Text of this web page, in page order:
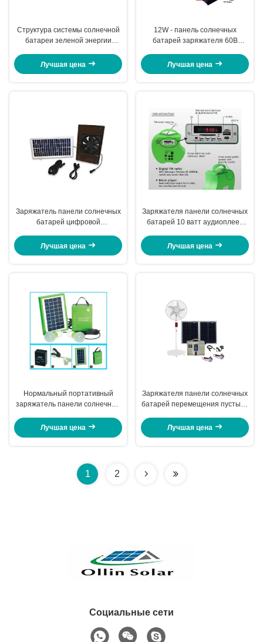
Структура системы солнечной
батареи зеленой энергии
работает
Лучшая цена
12W - панель солнечных
батарей заряжателя 60В
солнечная приведенная в
действие с кабелем 6м
Лучшая цена
Заряжатель панели солнечных
батарей цифровой
солнечный заряжатель
перезаряжаемые батареи
Лучшая цена
Заряжателя панели солнечных
батарей 10 ватт аудиоплеер
солнечный легкий носит
систему
Лучшая цена
Нормальный портативный
заряжатель панели солнечных
солнечными ПВ и шариками
Лучшая цена
Заряжателя панели солнечных
батарей перемещения пустыни
портативного автоматический
Лучшая цена
1 2
Социальные сети